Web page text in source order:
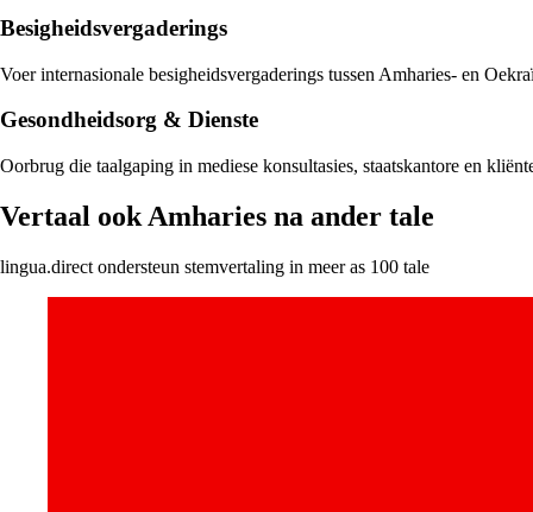
Besigheidsvergaderings
Voer internasionale besigheidsvergaderings tussen Amharies- en
Gesondheidsorg & Dienste
Oorbrug die taalgaping in mediese konsultasies, staatskantore en
Vertaal ook Amharies na ander tale
lingua.direct ondersteun stemvertaling in meer as 100 tale